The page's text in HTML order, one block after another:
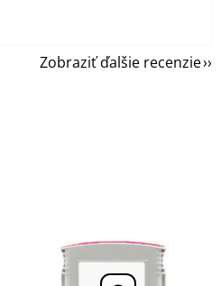
Zobraziť ďalšie recenzie